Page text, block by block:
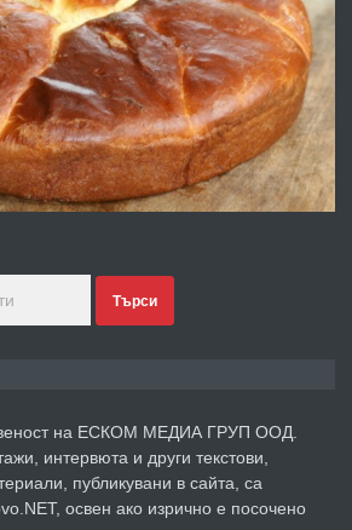
обзаведено жилище за жена
брокери 0889 537 426
преди 23 часа
НАЕМ двустаен Орфей
преди 4 дни
ОБЗАВЕДЕНА ГАРСОНИЕРА ПОД
Търси
на ЕСКОМ МЕДИА ГРУП ООД.
интервюта и други текстови,
публикувани в сайта, са
освен ако изрично е посочено